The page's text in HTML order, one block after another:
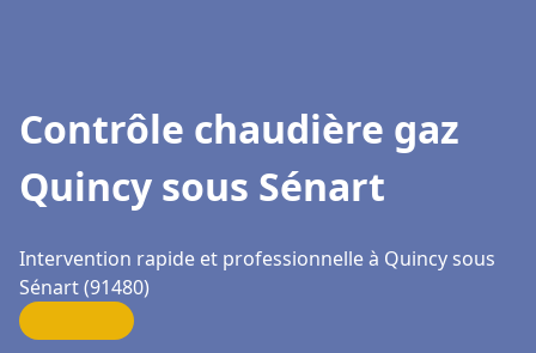
Contrôle chaudière gaz
Quincy sous Sénart
Intervention rapide et professionnelle à Quincy sous
Sénart (91480)